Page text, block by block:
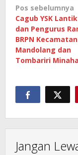
Navigasi
pos
Pos sebelumnya
Cagub YSK
dan Pengurus
BRPN Kecamatan
Mandolang dan
Tombariri
Jangan